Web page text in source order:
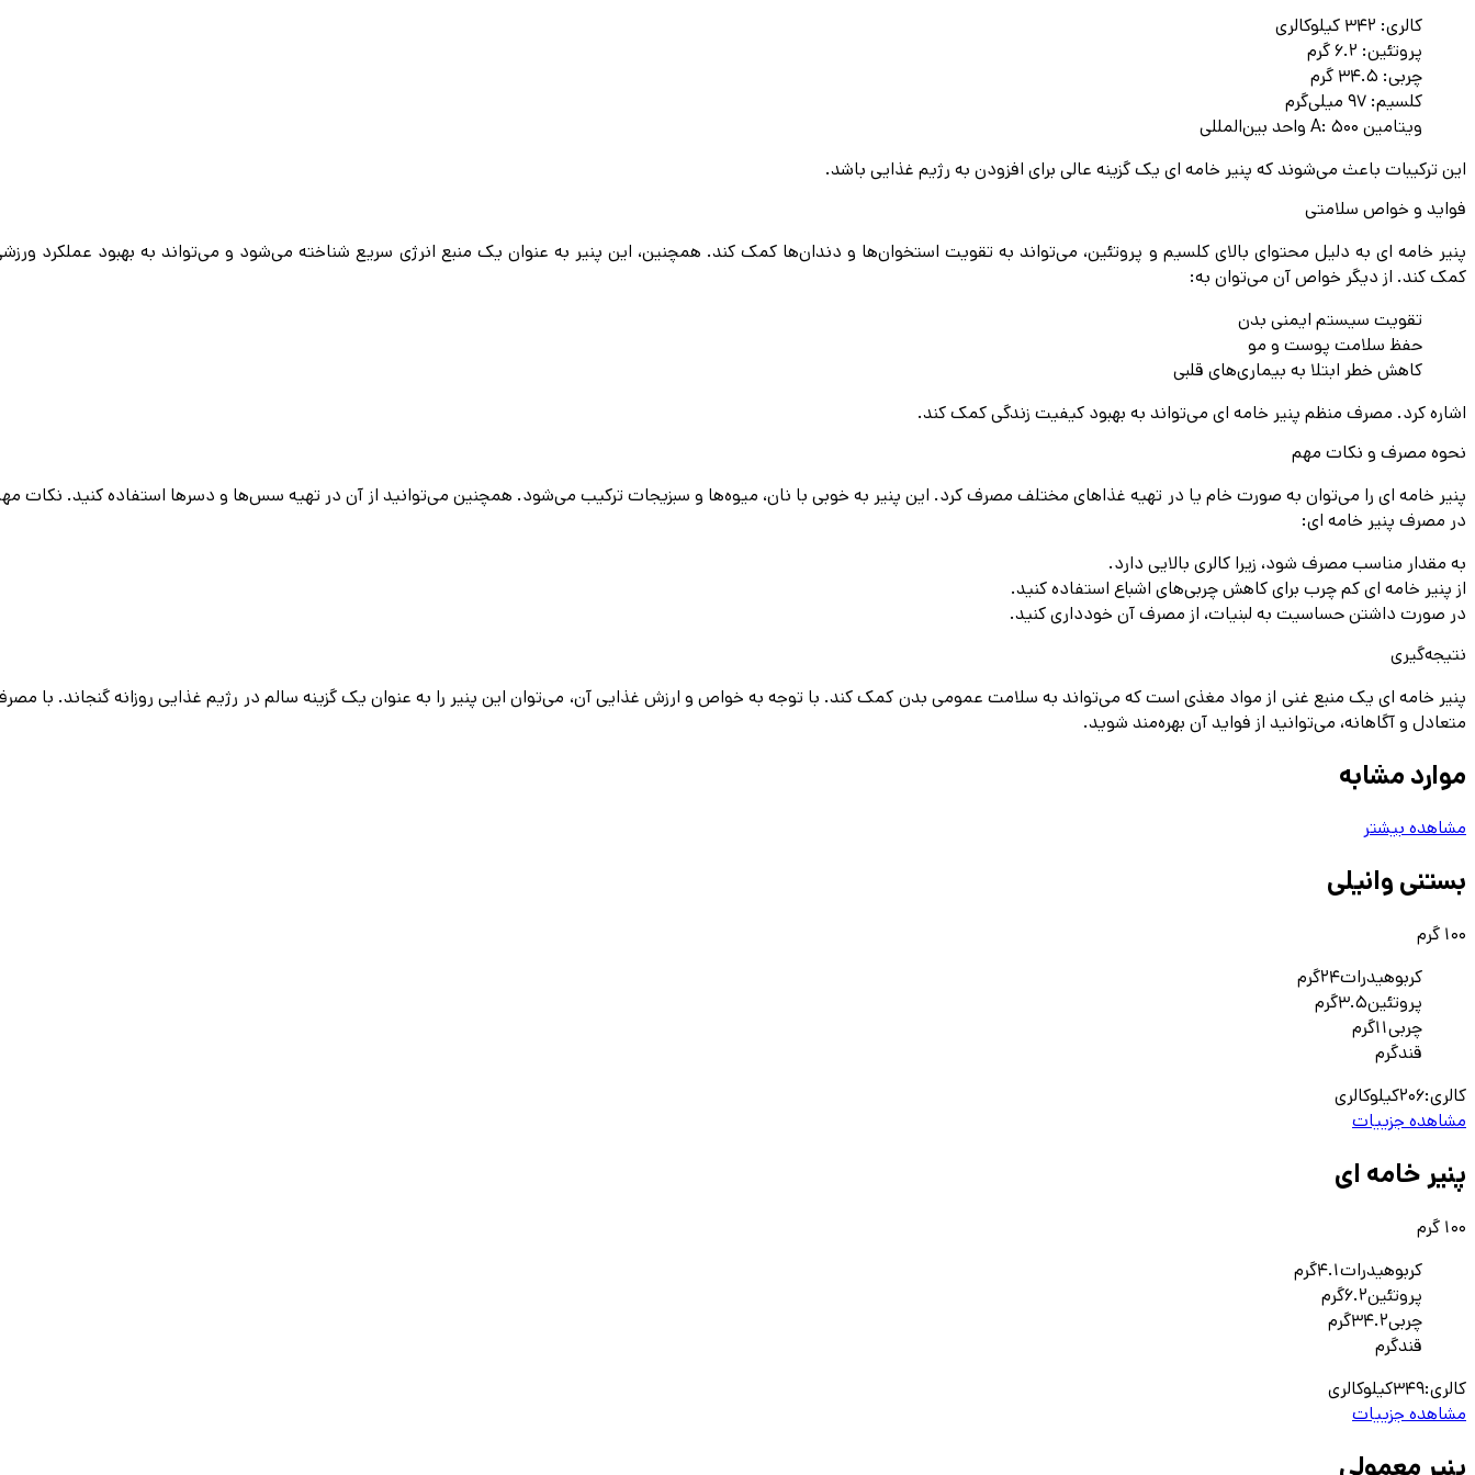
کالری: 342 کیلوکالری
پروتئین: 6.2 گرم
چربی: 34.5 گرم
کلسیم: 97 میلی‌گرم
ویتامین A: 500 واحد بین‌المللی
این ترکیبات باعث می‌شوند که پنیر خامه ای یک گزینه عالی برای افزودن به رژیم غذایی باشد.
فواید و خواص سلامتی
پنیر خامه ای به دلیل محتوای بالای کلسیم و پروتئین، می‌تواند به تقویت استخوان‌ها و دندان‌ها کمک کند. همچنین، این پنیر به عنوان یک منبع انرژی سریع شناخته می‌شود و می‌تواند به بهبود عملکرد
کمک کند. از دیگر خواص آن می‌توان به:
تقویت سیستم ایمنی بدن
حفظ سلامت پوست و مو
کاهش خطر ابتلا به بیماری‌های قلبی
اشاره کرد. مصرف منظم پنیر خامه ای می‌تواند به بهبود کیفیت زندگی کمک کند.
نحوه مصرف و نکات مهم
پنیر خامه ای را می‌توان به صورت خام یا در تهیه غذاهای مختلف مصرف کرد. این پنیر به خوبی با نان، میوه‌ها و سبزیجات ترکیب می‌شود. همچنین می‌توانید از آن در تهیه سس‌ها و دسرها استفاده کنید. نکات
در مصرف پنیر خامه ای:
به مقدار مناسب مصرف شود، زیرا کالری بالایی دارد.
از پنیر خامه ای کم چرب برای کاهش چربی‌های اشباع استفاده کنید.
در صورت داشتن حساسیت به لبنیات، از مصرف آن خودداری کنید.
نتیجه‌گیری
پنیر خامه ای یک منبع غنی از مواد مغذی است که می‌تواند به سلامت عمومی بدن کمک کند. با توجه به خواص و ارزش غذایی آن، می‌توان این پنیر را به عنوان یک گزینه سالم در رژیم غذایی روزانه گنجاند. با
متعادل و آگاهانه، می‌توانید از فواید آن بهره‌مند شوید.
موارد مشابه
مشاهده بیشتر
بستنی وانیلی
100 گرم
کربوهیدرات24گرم
پروتئین3.5گرم
چربی11گرم
قندگرم
کالری:206کیلوکالری
مشاهده جزییات
پنیر خامه ای
100 گرم
کربوهیدرات4.1گرم
پروتئین6.2گرم
چربی34.2گرم
قندگرم
کالری:349کیلوکالری
مشاهده جزییات
پنیر معمولی